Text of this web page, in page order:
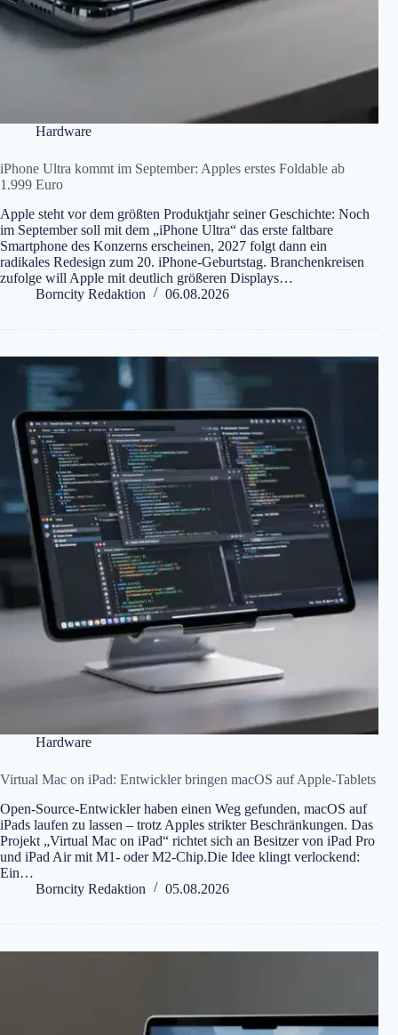
Hardware
iPhone Ultra kommt im September: Apples erstes Foldable ab
1.999 Euro
Apple steht vor dem größten Produktjahr seiner Geschichte: Noch
im September soll mit dem „iPhone Ultra“ das erste faltbare
Smartphone des Konzerns erscheinen, 2027 folgt dann ein
radikales Redesign zum 20. iPhone-Geburtstag. Branchenkreisen
zufolge will Apple mit deutlich größeren Displays…
Borncity Redaktion
06.08.2026
Hardware
Virtual Mac on iPad: Entwickler bringen macOS auf Apple-Tablets
Open-Source-Entwickler haben einen Weg gefunden, macOS auf
iPads laufen zu lassen – trotz Apples strikter Beschränkungen. Das
Projekt „Virtual Mac on iPad“ richtet sich an Besitzer von iPad Pro
und iPad Air mit M1- oder M2-Chip.Die Idee klingt verlockend:
Ein…
Borncity Redaktion
05.08.2026